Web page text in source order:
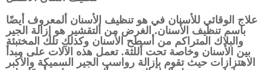
الأشعة المقطعية ثلاثية الأبعاد بالشعاع
ألمخروطي
علاج الوقائي للأسنان في هو تنظيف الأسنان ألمعروف أيضًا
باسم تنظيف الأسنان. الغرض من ألتقشير هو إزالة الجير
والبلاك المتراكم من أسطح الأسنان وكذلك تلك المختبئة
بين الأسنان وخاصة تحت أللثة. تعمل هذه الآلات على مبدأ
الاهتزازات حيث تقوم بإزالة رواسب الجير السميكة والأكبر